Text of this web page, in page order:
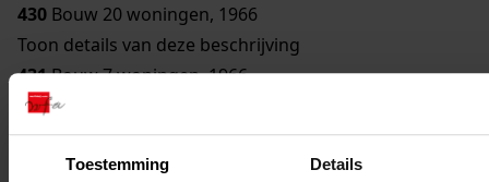
Toestemming Details
430 Bouw 20 woningen, 1966
Toon details van deze beschrijving
431Bouw 7 woningen, 1966
Toon details van deze beschrijving
432Bouw bejaardentehuis, 1966
Toon details van deze beschrijving